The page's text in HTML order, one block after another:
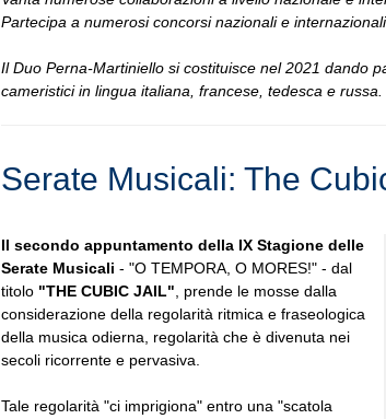
Partecipa a numerosi concorsi nazionali e
Il Duo Perna-Martiniello si costituisce nel 2021 dando
cameristici in lingua italiana, francese, tedesca e russa.
Serate Musicali: The
Il secondo appuntamento della IX Stagione delle
Serate Musicali - "O TEMPORA, O MORES!" - dal
titolo "THE CUBIC JAIL" , prende le mosse dalla
considerazione della regolarità ritmica e fraseologica
della musica odierna, regolarità che è divenuta nei
secoli ricorrente e pervasiva.
Tale regolarità "ci imprigiona" entro una "scatola